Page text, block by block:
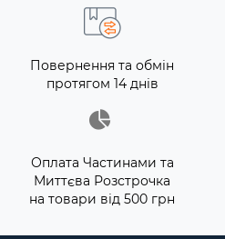
Повернення та обмін
протягом 14 днів
Оплата Частинами та
Миттєва Розстрочка
на товари від 500 грн